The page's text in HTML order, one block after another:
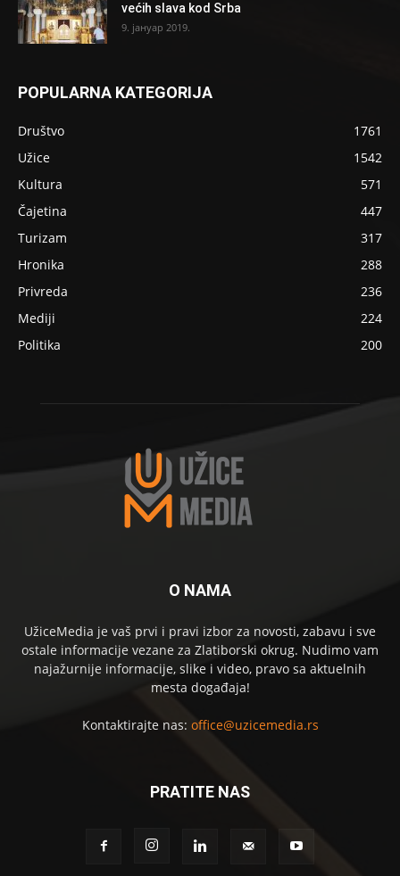
većih slava kod Srba
9. јануар 2019.
POPULARNA KATEGORIJA
Društvo
1761
Užice
1542
Kultura
571
Čajetina
447
Turizam
317
Hronika
288
Privreda
236
Mediji
224
Politika
200
O NAMA
UžiceMedia je vaš prvi i pravi izbor za novosti, zabavu i sve
ostale informacije vezane za Zlatiborski okrug. Nudimo vam
najažurnije informacije, slike i video, pravo sa aktuelnih
mesta događaja!
Kontaktirajte nas: office@uzicemedia.rs
PRATITE NAS